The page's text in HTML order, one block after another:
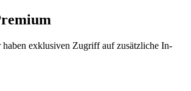
exklusiven Zugriff auf zusätzliche In-